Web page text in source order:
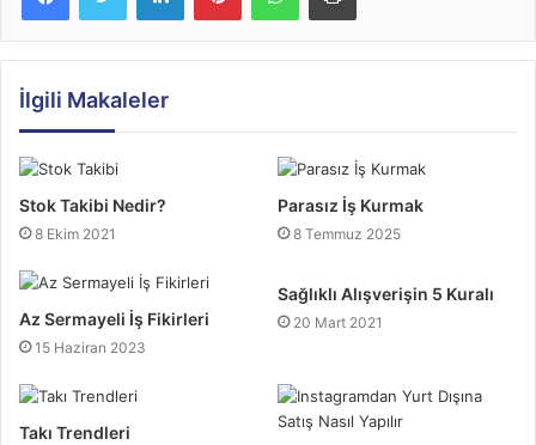
İlgili Makaleler
Stok Takibi Nedir?
8 Ekim 2021
Parasız İş Kurmak
8 Temmuz 2025
Az Sermayeli İş Fikirleri
15 Haziran 2023
Sağlıklı Alışverişin 5 Kuralı
20 Mart 2021
Takı Trendleri